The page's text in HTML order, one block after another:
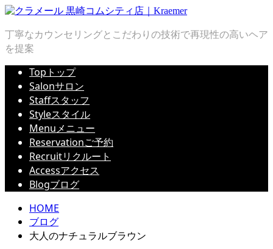
丁寧なカウンセリングとこだわりの技術で再現性の高いヘア
を提案
Top トップ
Salonサロン
Staffスタッフ
Styleスタイル
Menuメニュー
Reservationご予約
Recruitリクルート
Accessアクセス
Blogブログ
HOME
ブログ
大人のナチュラルブラウン